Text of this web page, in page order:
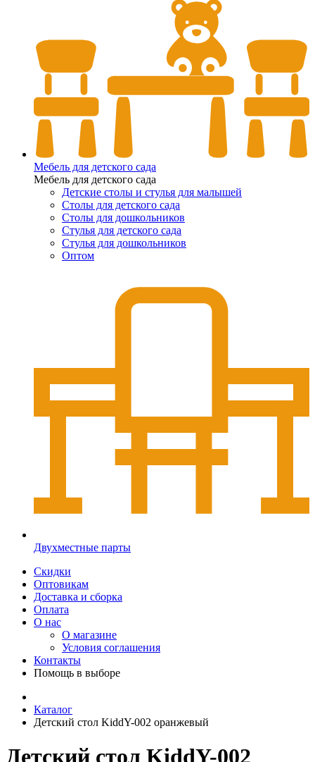
Мебель для детского сада
Мебель для детского сада
Детские столы и стулья для малышей
Столы для детского сада
Столы для дошкольников
Стулья для детского сада
Стулья для дошкольников
Оптом
Двухместные парты
Скидки
Оптовикам
Доставка и сборка
Оплата
О нас
О магазине
Условия соглашения
Контакты
Помощь в выборе
Каталог
Детский стол KiddY-002 оранжевый
Детский стол KiddY-002